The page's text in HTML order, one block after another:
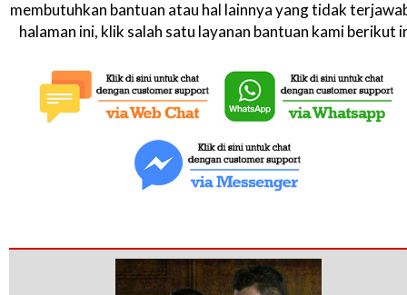
membutuhkan bantuan atau hal lainnya yang tidak
halaman ini, klik salah satu layanan bantuan kami berikut